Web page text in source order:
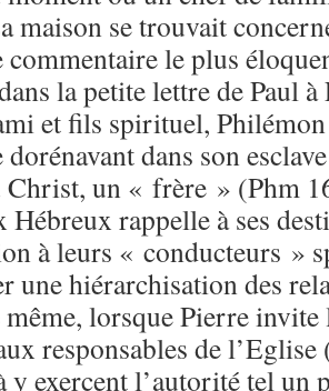
maison se trouvait
commentaire le plus
la petite lettre de Paul
et fils spirituel,
dans son
un « frère » (Phm
Hébreux rappelle à ses
à leurs « conducteurs »
une hiérarchisation des
lorsque Pierre invite
responsables de
y exercent l’autorité tel un